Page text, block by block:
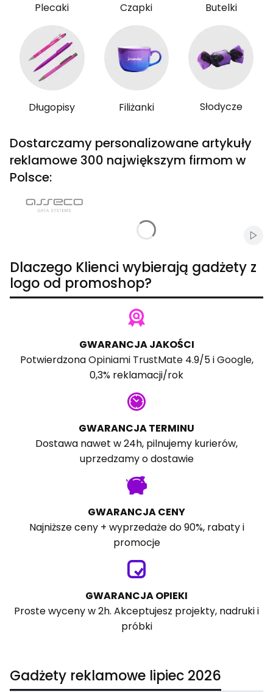
Plecaki Czapki Butelki
Długopisy Filiżanki Słodycze
Dostarczamy personalizowane artykuły
reklamowe 300 największym firmom w
Polsce:
Dlaczego Klienci wybierają gadżety z
logo od promoshop?
GWARANCJA JAKOŚCI
PotwierdzonaOpiniami TrustMate4.9/5 iGoogle,
0,3% reklamacji/rok
GWARANCJA TERMINU
Dostawa nawet w 24h, pilnujemy kurierów,
uprzedzamy o dostawie
GWARANCJA CENY
Najniższe ceny + wyprzedaże do 90%, rabaty i
promocje
GWARANCJA OPIEKI
Proste wyceny w 2h. Akceptujesz projekty, nadruki i
próbki
Gadżety reklamowe lipiec 2026